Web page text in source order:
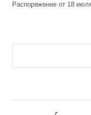
Распоряжение от 18